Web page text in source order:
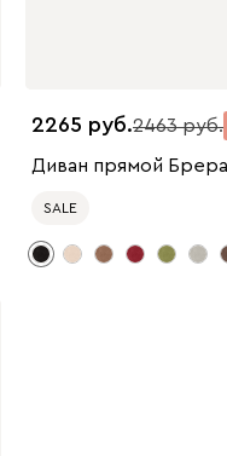
2265 2463
Диван прямой
SALE